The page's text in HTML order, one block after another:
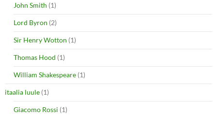
John Smith (1)
Lord Byron (2)
Sir Henry Wotton (1)
Thomas Hood (1)
William Shakespeare (1)
itaalia luule (1)
Giacomo Rossi (1)